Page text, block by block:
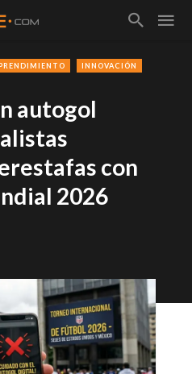
INNOVACIÓN
autogol
con
2026